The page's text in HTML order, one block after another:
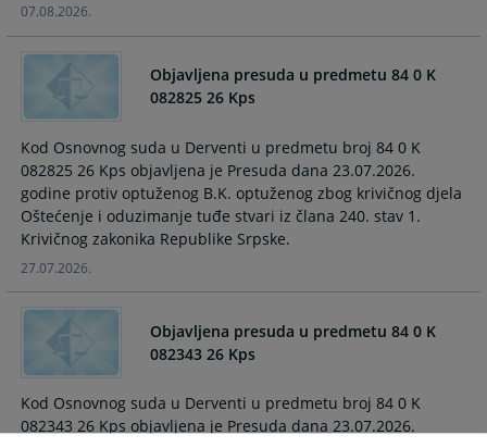
date.
Press
question
mark
key
to
get
the
keyboard
shortcuts
changing
dates.
the
question
key
to
get
the
keyboard
dates.
07.08.2026.
Objavljena presuda u predmetu 84 0 K
082825 26 Kps
Kod Osnovnog suda u Derventi u predmetu broj 84 0 K
082825 26 Kps objavljena je Presuda dana 23.07.2026.
godine protiv optuženog B.K. optuženog zbog krivičnog djela
Oštećenje i oduzimanje tuđe stvari iz člana 240. stav 1.
Krivičnog zakonika Republike Srpske.
27.07.2026.
Objavljena presuda u predmetu 84 0 K
082343 26 Kps
Kod Osnovnog suda u Derventi u predmetu broj 84 0 K
082343 26 Kps objavljena je Presuda dana 23.07.2026.